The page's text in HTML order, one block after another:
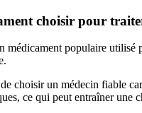
choisir pour
médicament populaire utilisé
choisir un médecin fiable
ce qui peut entraîner une